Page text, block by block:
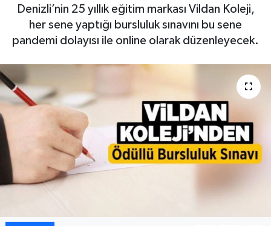
Denizli’nin 25 yıllık eğitim markası Vildan Koleji,
her sene yaptığı bursluluk sınavını bu sene
pandemi dolayısı ile online olarak düzenleyecek.
Son Dakika Haberleri
Haber Arşivi